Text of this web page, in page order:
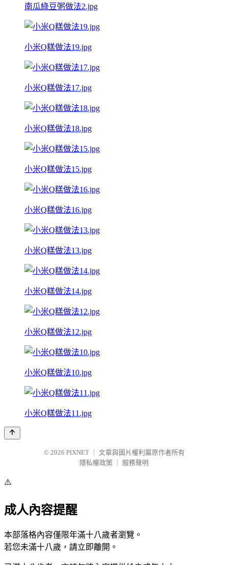
南瓜綠豆粥做法2.jpg
小米Q糕做法19.jpg
小米Q糕做法17.jpg
小米Q糕做法18.jpg
小米Q糕做法15.jpg
小米Q糕做法16.jpg
小米Q糕做法13.jpg
小米Q糕做法14.jpg
小米Q糕做法12.jpg
小米Q糕做法10.jpg
小米Q糕做法11.jpg
© 2026 PIXNET
文章與圖片權利屬原作者所有
隱私權政策
服務聲明
⚠️
成人內容提醒
本部落格內容僅限年滿十八歲者瀏覽。
若您未滿十八歲，請立即離開。